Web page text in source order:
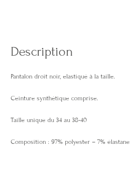
Description
Pantalon droit noir, elastiqué à la taille.
Ceinture synthétique comprise.
Taille unique du 34 au 38-40
Composition : 97% polyester – 7% élastane